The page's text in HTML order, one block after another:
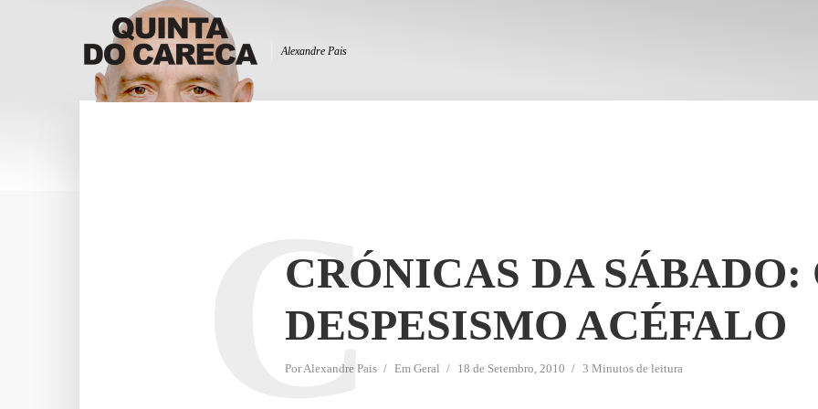
Alexandre Pais
CRÓNICAS DA SÁBADO:
DESPESISMO ACÉFALO
PorAlexandre Pais Em Geral 18 de Setembro, 2010 3 Minutos de leitura
C